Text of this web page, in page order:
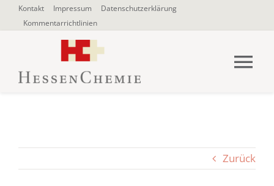
Zum
Inhalt
Kontakt Impressum
Datenschutzerklärung
Kommentarrichtlinien
Über uns
Zurück